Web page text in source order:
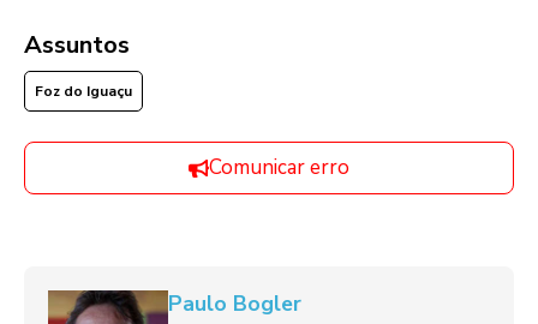
Assuntos
Foz do Iguaçu
Comunicar erro
Paulo Bogler